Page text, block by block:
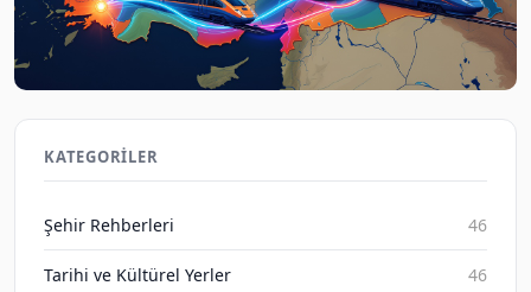
2026 Ankara İzmir Ucuz Bilet Rehberi: Uçak Otobüs
Tren
KATEGORILER
Şehir Rehberleri 46
Tarihi ve Kültürel Yerler 46